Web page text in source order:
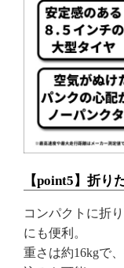
【point5】折り
コンパクトに折
にも便利。
重さは約16kgで